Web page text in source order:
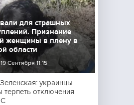
для страшных
Признание
женщины в плену в
области
19 Сентября 11:15
украинцы
терпеть отключения